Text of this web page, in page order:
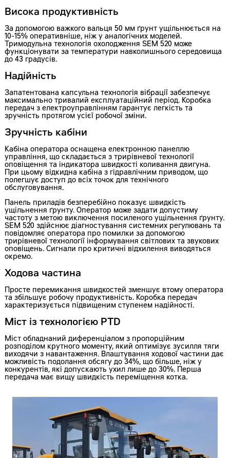
Висока продуктивність
За допомогою важкого вальця 50 мм ґрунт ущільнюється на
10-15% оперативніше, ніж у аналогічних моделей.
Тримодульна технологія охолодження SEM 520 може
функціонувати за температури навколишнього середовища
до 43 градусів.
Надійність
Запатентована капсульна технологія вібрації забезпечує
максимально тривалий експлуатаційний період. Коробка
передач з електроуправлінням гарантує легкість та
зручність протягом усієї робочої зміни.
Зручність кабіни
Кабіна оператора оснащена електронною панеллю
управління, що складається з трирівневої технології
оповіщення та індикатора швидкості коливання двигуна.
При цьому відкидна кабіна з гідравлічним приводом, що
полегшує доступ до всіх точок для технічного
обслуговування.
Панель приладів безперебійно показує швидкість
ущільнення ґрунту. Оператор може задати допустиму
частоту з метою виключення посиленого ущільнення ґрунту.
SEM 520 здійснює діагностування системних регулювань та
повідомляє оператора про помилки за допомогою
трирівневої технології інформування світлових та звукових
оповіщень. Сигнали про критичні відхилення виводяться
окремо.
Ходова частина
Просте перемикання швидкостей зменшує втому оператора
та збільшує робочу продуктивність. Коробка передач
характеризується підвищеним ступенем надійності.
Міст із технологією PTD
Міст обладнаний диференціалом з пропорційним
розподілом крутного моменту, який оптимізує зусилля тяги
виходячи з навантаження. Влаштування ходової частини дає
можливість подолання обсягу до 34%, що більше, ніж у
конкурентів, які допускають ухил лише до 30%. Перша
передача має вищу швидкість переміщення котка.